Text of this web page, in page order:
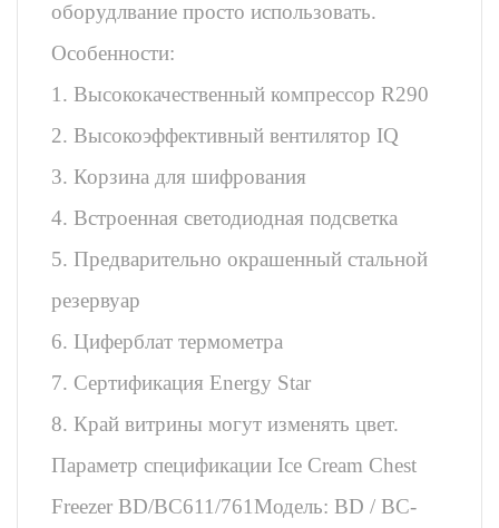
оборудлвание просто использовать.
Особенности:
1. Высококачественный компрессор R290
2. Высокоэффективный вентилятор IQ
3. Корзина для шифрования
4. Встроенная светодиодная подсветка
5. Предварительно окрашенный стальной
резервуар
6. Циферблат термометра
7. Сертификация Energy Star
8. Край витрины могут изменять цвет.
Параметр спецификации Ice Cream Chest
Freezer BD/BC611/761Модель: BD / BC-